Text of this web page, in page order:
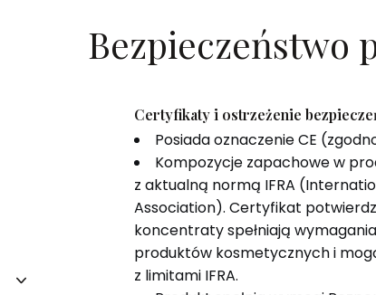
Bezpieczeństwo
Certyfikaty i ostrzeżenie
Posiada oznaczenie CE
Kompozycje zapachowe w
z aktualną normą IFRA
Association). Certyfikat
koncentraty spełniają
produktów kosmetycznych i
z limitami IFRA.